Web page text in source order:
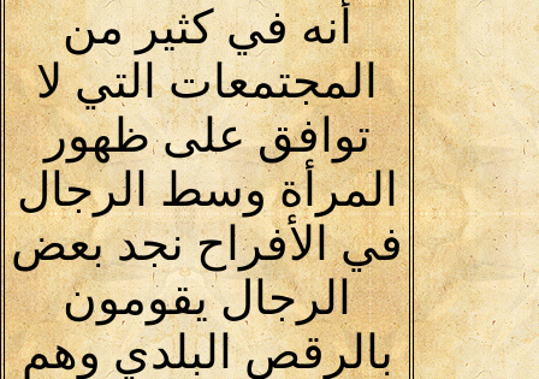
أنه في كثير من
المجتمعات التي لا
توافق على ظهور
المرأة وسط الرجال
في الأفراح نجد بعض
الرجال يقومون
بالرقص البلدي وهم